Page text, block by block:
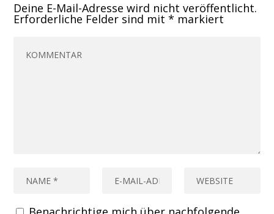
Deine E-Mail-Adresse wird nicht veröffentlicht.
Erforderliche Felder sind mit* markiert